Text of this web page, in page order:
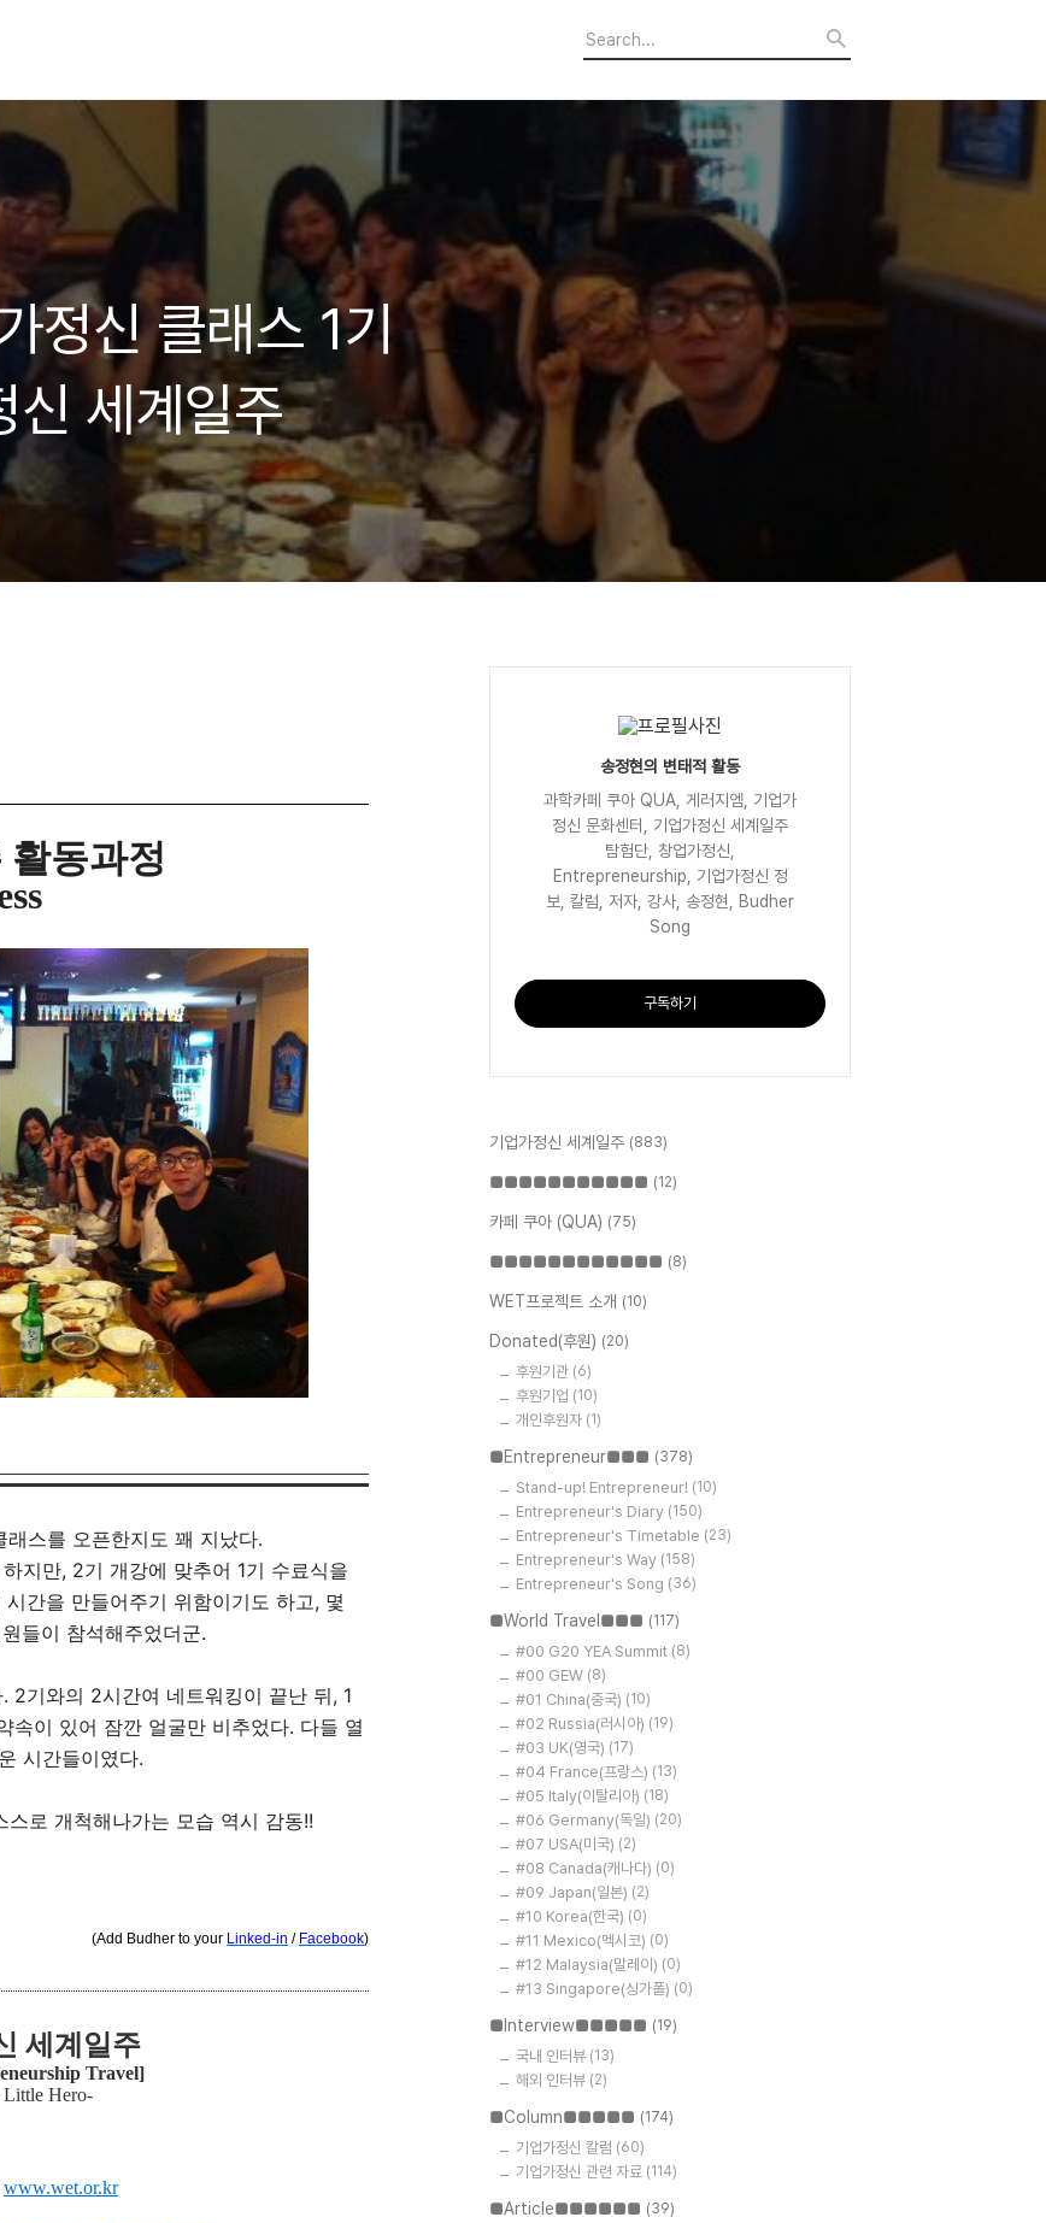
정신 클래스 1기
세계일주
동과정
스를 오픈한지도 꽤 지났다.
지만, 2기 개강에 맞추어 1기 수료식을
간을 만들어주기 위함이기도 하고, 몇
들이 참석해주었더군.
2기와의 2시간여 네트워킹이 끝난 뒤, 1
속이 있어 잠깐 얼굴만 비추었다. 다들 열
시간들이였다.
로 개척해나가는 모습 역시 감동!!
(Add Budher to your Linked-in / Facebook)
세계일주
Travel]
Little Hero-
www.wet.or.kr
송정현의 변태적 활동
과학카페 쿠아 QUA, 게러지엠, 기업가
정신 문화센터, 기업가정신 세계일주
탐험단, 창업가정신,
Entrepreneurship, 기업가정신 정
보, 칼럼, 저자, 강사, 송정현, Budher
Song
구독하기
기업가정신 세계일주 (883)
■■■■■■■■■■■ (12)
카페 쿠아 (QUA) (75)
■■■■■■■■■■■■ (8)
WET프로젝트 소개 (10)
Donated(후원) (20)
후원기관 (6)
후원기업 (10)
개인후원자 (1)
■Entrepreneur■■■ (378)
Stand-up! Entrepreneur! (10)
Entrepreneur's Diary (150)
Entrepreneur's Timetable (23)
Entrepreneur's Way (158)
Entrepreneur's Song (36)
■World Travel■■■ (117)
#00 G20 YEA Summit (8)
#00 GEW (8)
#01 China(중국) (10)
#02 Russia(러시아) (19)
#03 UK(영국) (17)
#04 France(프랑스) (13)
#05 Italy(이탈리아) (18)
#06 Germany(독일) (20)
#07 USA(미국) (2)
#08 Canada(캐나다) (0)
#09 Japan(일본) (2)
#10 Korea(한국) (0)
#11 Mexico(멕시코) (0)
#12 Malaysia(말레이) (0)
#13 Singapore(싱가폴) (0)
■Interview■■■■■ (19)
국내 인터뷰 (13)
해외 인터뷰 (2)
■Column■■■■■ (174)
기업가정신 칼럼 (60)
기업가정신 관련 자료 (114)
■Article■■■■■■ (39)